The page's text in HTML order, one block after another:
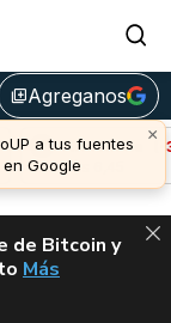
library_addAgreganos
Avalanche (-
u$s 6,45
de Bitcoin y
VUELVE EL
Más